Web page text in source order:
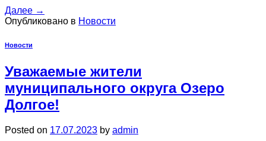
Далее →
Опубликовано в Новости
Новости
Уважаемые жители
муниципального округа Озеро
Долгое!
Posted on 17.07.2023 by admin